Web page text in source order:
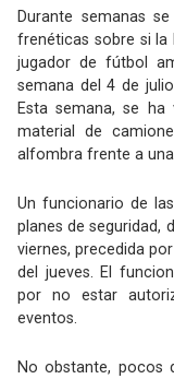
Durante semanas
frenéticas sobre si la
jugador de fútbol
semana del 4 de
Esta semana, se
material de
alfombra frente a
Un funcionario de
planes de seguridad,
viernes, precedida
del jueves. El
por no estar
eventos.
No obstante, pocos